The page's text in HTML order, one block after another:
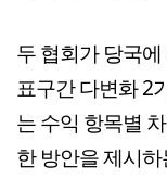
두 협회가 당국
표구간 다변화 2
는 수익 항목별
한 방안을 제시